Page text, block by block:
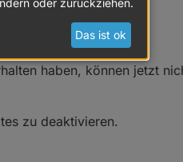
haben, können jetzt
zu deaktivieren.
Das ist ok